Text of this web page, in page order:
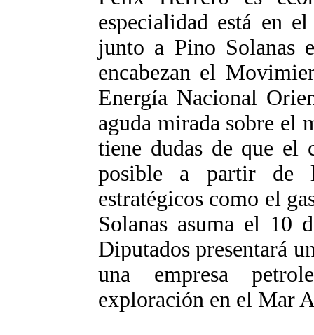
especialidad está en
junto a Pino Solanas
encabezan el
Energía Nacional
aguda mirada sobre el
tiene dudas de que el
posible a partir de
estratégicos como el
Solanas asuma el 10
Diputados presentará
una empresa
exploración en el Mar